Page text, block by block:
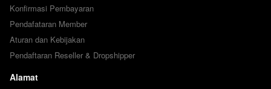
Konfirmasi Pembayaran
Pendafataran Member
Aturan dan Kebijakan
Pendaftaran Reseller & Dropshipper
Alamat